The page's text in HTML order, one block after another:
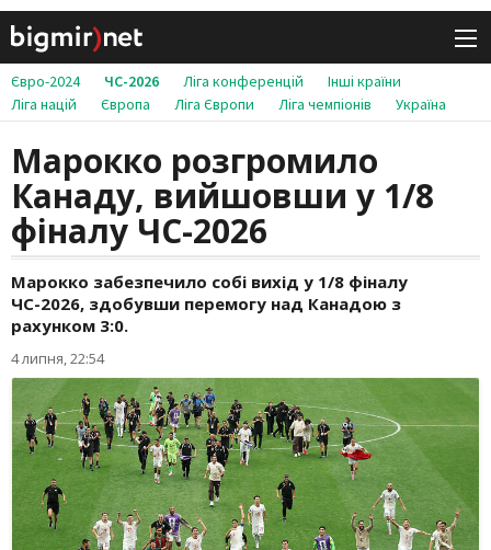
Євро-2024 ЧС-2026 Ліга конференцій
Інші країни
Ліга націй
Європа Ліга Європи Ліга чемпіонів Україна
Марокко розгромило
Канаду, вийшовши у 1/8
фіналу ЧС-2026
Марокко забезпечило собі вихід у 1/8 фіналу
ЧС-2026, здобувши перемогу над Канадою з
рахунком 3:0.
4 липня, 22:54